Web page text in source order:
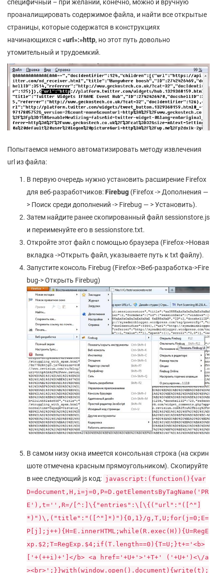
специфичный – при желании, конечно, можно и вручную
проаналищировать содержимое файла, и найти все открытые
страницы, которые содержатся в конструкциях
начинающихся с«url»:»http, но этот путь довольно
утомительный и трудоемкий.
Попытаемся немного автоматизировать методу извлечения
url из файла:
В первую очередь нужно установить расширение Firefox
для веб-разработчиков: Firebug (Firefox -> Дополнения —
> Поиск среди дополнений -> Firebug — > Установить).
Затем найдите ранее скопированный файл sessionstore.js
и переименуйте его в sessionstore.txt.
Откройте этот файл с помощью браузера (Firefox->Новая
вкладка ->Открыть файл, указываете путь к txt файлу).
Запустите консоль Firebug (Firefox->Веб-разработка->Fire
bug-> Открыть Firebug)
В самом низу окна имеется консольная строка (на скрин
шоте отмечена красным прямоугольником). Скопируйте
в нее следующий js код: javascript:(function(){var
D=document,H,i=j=0,P=D.getElementsByTagName('PR
E'),t='',R=/[^:]\{"entries":\[\{("url":"([^"]
*)")\,("title":"([^"]*)"){0,1}/g,T,U;for(j=0;E=
P[j];j++){H=E.innerHTML;while(R.exec(H)){U=RegE
xp.$2;T=RegExp.$4;if(T.length==0){T=U;}t+='<b>
['+(++i)+']</b> <a href='+U+'>'+T+' ('+U+')<\/a
><br>';}}with(window.open().document){write(t);